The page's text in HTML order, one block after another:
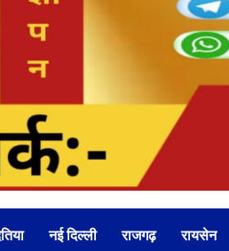
नई दिल्ली राजगढ़ रायसेन